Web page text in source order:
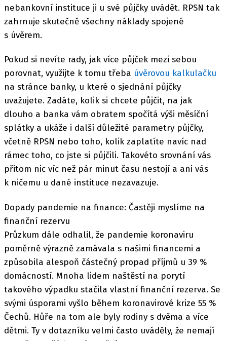
nebankovní instituce ji u své půjčky uvádět. RPSN tak
zahrnuje skutečně všechny náklady spojené
s úvěrem.
Pokud si nevíte rady, jak více půjček mezi sebou
porovnat, využijte k tomu třeba úvěrovou kalkulačku
na stránce banky, u které o sjednání půjčky
uvažujete. Zadáte, kolik si chcete půjčit, na jak
dlouho a banka vám obratem spočítá výši měsíční
splátky a ukáže i další důležité parametry půjčky,
včetně RPSN nebo toho, kolik zaplatíte navíc nad
rámec toho, co jste si půjčili. Takovéto srovnání vás
přitom nic víc než pár minut času nestojí a ani vás
k ničemu u dané instituce nezavazuje.
Dopady pandemie na finance: Častěji myslíme na
finanční rezervu
Průzkum dále odhalil, že pandemie koronaviru
poměrně výrazně zamávala s našimi financemi a
způsobila alespoň částečný propad příjmů u 39 %
domácností. Mnoha lidem naštěstí na porytí
takového výpadku stačila vlastní finanční rezerva. Se
svými úsporami vyšlo během koronavirové krize 55 %
Čechů. Hůře na tom ale byly rodiny s dvěma a více
dětmi. Ty v dotazníku velmi často uváděly, že nemají